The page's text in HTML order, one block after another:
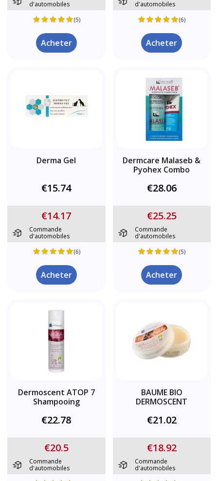
d'automobiles
(5)
Acheter
d'automobiles
(6)
Acheter
Derma Gel
€15.74
€14.17
Commande
d'automobiles
(6)
Acheter
Dermcare Malaseb &
Pyohex Combo
€28.06
€25.25
Commande
d'automobiles
(5)
Acheter
Dermoscent ATOP 7
Shampooing
€22.78
€20.5
Commande
d'automobiles
BAUME BIO
DERMOSCENT
€21.02
€18.92
Commande
d'automobiles